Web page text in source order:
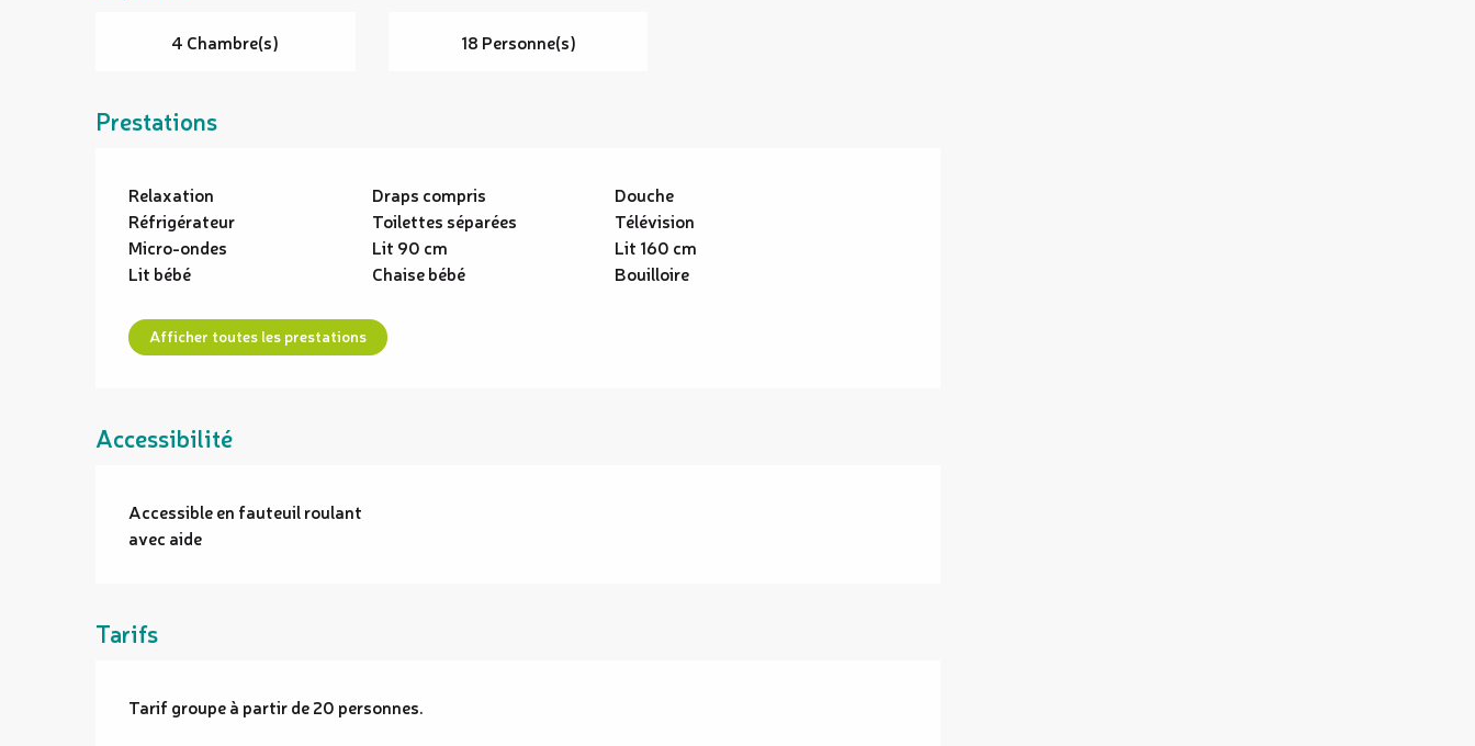
4 Chambre(s) 18 Personne(s)
Prestations
Relaxation Draps compris
Douche
Réfrigérateur
Toilettes séparées
Télévision
Micro-ondes
Lit 90 cm
Lit 160 cm
Lit bébé
Chaise bébé Bouilloire
Afficher toutes les prestations
Accessibilité
Accessible en fauteuil roulant
avec aide
Tarifs
Tarif groupe à partir de 20 personnes.